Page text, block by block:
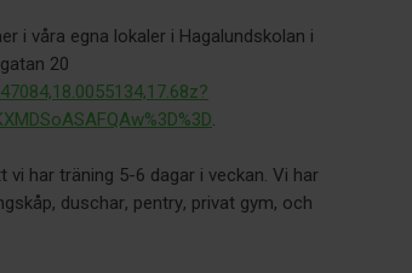
i våra egna lokaler i Hagalundskolan i
20
.
har träning 5-6 dagar i veckan. Vi har
duschar, pentry, privat gym, och